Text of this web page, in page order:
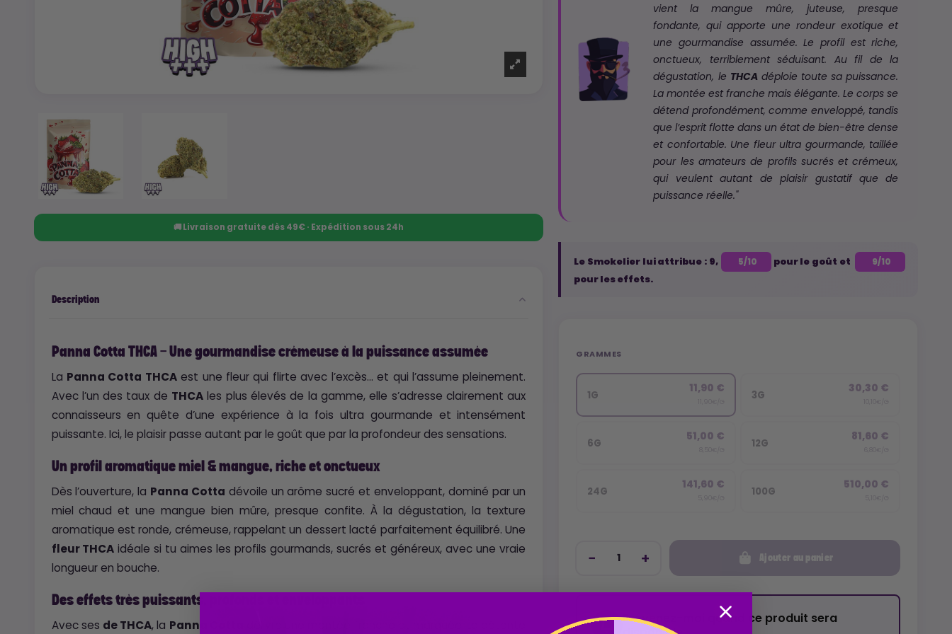
🚚 Livraison gratuite dès 49€ · Expédition sous 24h
Description
Panna Cotta THCA - Une gourmandise crémeuse à la puissance assumée
La Panna Cotta THCAest une fleur qui flirte avec l’excès… et qui l’assume pleinement.
Avec l’un des taux de THCA les plus élevés de la gamme, elle s’adresse clairement aux
connaisseurs en quête d’une expérience à la fois ultra gourmande et intensément
puissante. Ici, le plaisir passe autant par le goût que par la profondeur des sensations.
Un profil aromatique miel & mangue, riche et onctueux
Dès l’ouverture, la Panna Cotta dévoile un arôme sucré et enveloppant, dominé par un
miel chaud et une mangue bien mûre, presque confite. À la dégustation, la texture
aromatique est ronde, crémeuse, rappelant un dessert lacté parfaitement équilibré. Une
fleur THCA idéale si tu aimes les profils gourmands, sucrés et généreux, avec une vraie
longueur en bouche.
Des effets très puissants, profonds et enveloppants
Avec ses de THCA, la Panna Cotta
vient la mangue mûre, juteuse, presque
fondante, qui apporte une rondeur exotique et
une gourmandise assumée. Le profil est riche,
onctueux, terriblement séduisant. Au fil de la
dégustation, le THCAdéploie toute sa puissance.
La montée est franche mais élégante. Le corps se
détend profondément, comme enveloppé, tandis
que l’esprit flotte dans un état de bien-être dense
et confortable. Une fleur ultra gourmande, taillée
pour les amateurs de profils sucrés et crémeux,
qui veulent autant de plaisir gustatif que de
puissance réelle."
Le Smokelier lui attribue : 9, 5/10 pour le goût et 9/10
pour les effets.
GRAMMES
1G 11,90 € 3G 30,30 €
6G 51,00 € 12G 81,60 €
24G 141,60 € 100G 510,00 €
Ajouter au panier
Prévenez-moi quand ce produit sera